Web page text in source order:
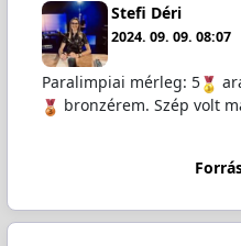
Stefi Déri
2024. 09. 09. 08:07
Paralimpiai mérleg: 5
bronzérem. Szép volt